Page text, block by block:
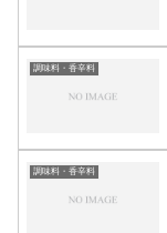
調味料・香辛料
調味料・香辛料